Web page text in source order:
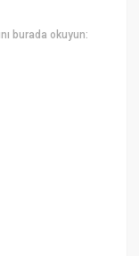
burada okuyun: